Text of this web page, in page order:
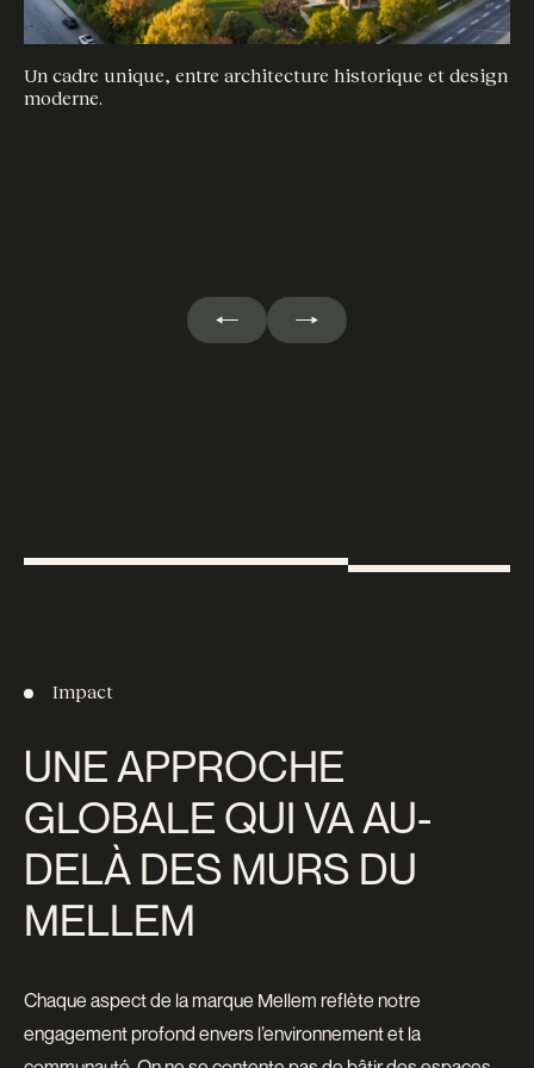
Un cadre unique, entre architecture historique et design
moderne.
Impact
UNE APPROCHE
GLOBALE QUI VA AU-
DELÀ DES MURS DU
MELLEM
Chaque aspect de la marque Mellem reflète notre
engagement profond envers l’environnement et la